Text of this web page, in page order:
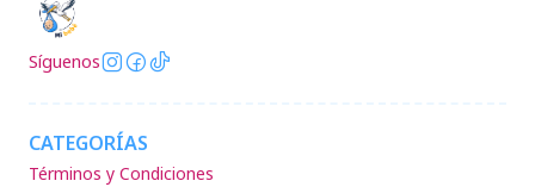
Síguenos
CATEGORÍAS
Términos y Condiciones